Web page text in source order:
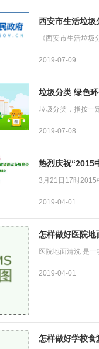
西安市生活垃圾
《西安市生活垃
年4月16日市人民
通过，现予公布
西安市生活垃圾分
2019-07-09
垃圾分类 绿色
垃圾分类，指按一
储存 、分类 投放
公共资源 的一系
是提高垃圾的 资源
2019-07-08
热烈庆祝“2015
备与 市政清洗
3月21日17时2015
市政清洗设备展
心胜利闭幕。此
会、西安市人民政
2019-04-01
怎样做好医院地
医院地面清洗 是
医院的各个部门
、 患者的情况比
2019-04-01
怎样做好学校食